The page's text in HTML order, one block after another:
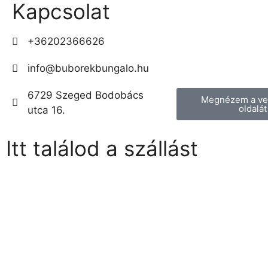
Kapcsolat
+36202366626
info@buborekbungalo.hu
6729 Szeged Bodobács
utca 16.
Megnézem a
oldalát
Itt találod a szállást